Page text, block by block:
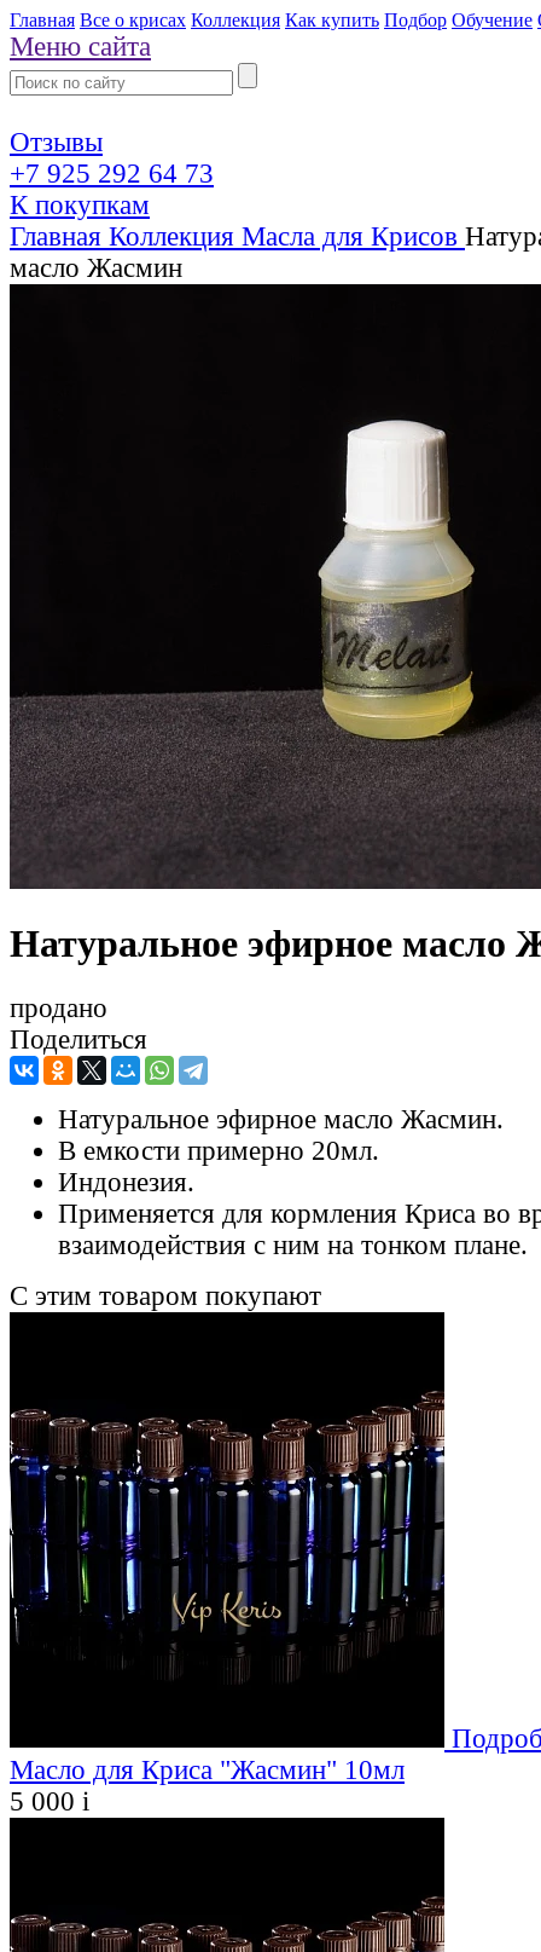
Главная Все о крисах Коллекция Как купить Подбор Обучение
Меню сайта
Отзывы
+7 925 292 64 73
К покупкам
Главная Коллекция Масла для Крисов
масло Жасмин
Натуральное эфирное масло
продано
Поделиться
Натуральное эфирное масло Жасмин.
В емкости примерно 20мл.
Индонезия.
Применяется для кормления Криса во
взаимодействия с ним на тонком плане.
С этим товаром покупают
Масло для Криса "Жасмин" 10мл
5 000 i